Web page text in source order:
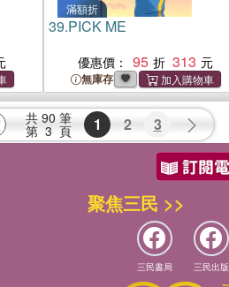
滿額折
39.PICK ME
優惠價： 95 313
無庫存
共 90 筆
第 3 頁 1 2 3
聚焦三民 >>
三民書局 三民出版